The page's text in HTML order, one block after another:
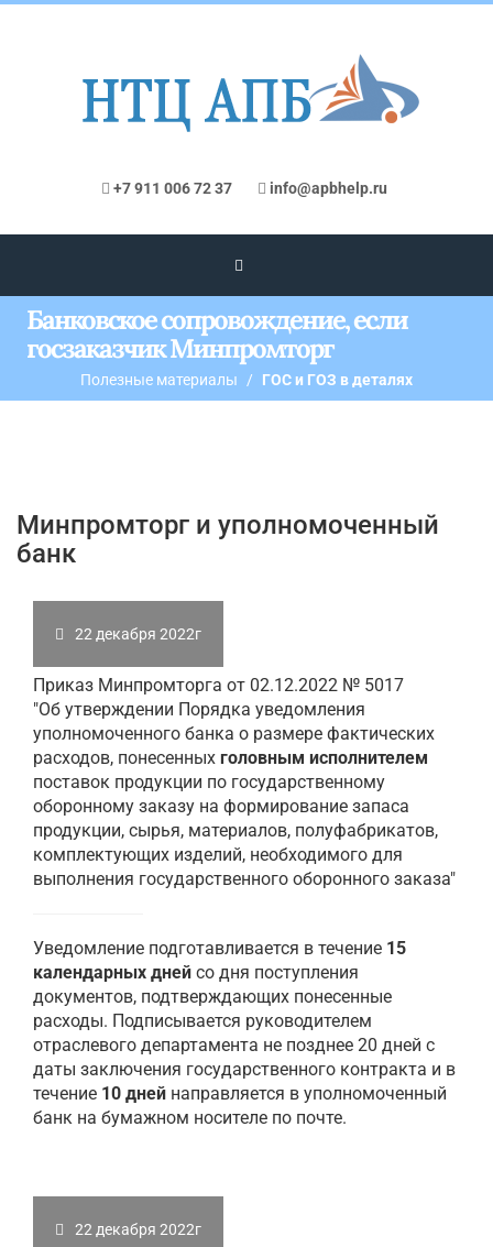
+7 911 006 72 37 info@apbhelp.ru
Банковское сопровождение, если
госзаказчик Минпромторг
Полезные материалы ГОС и ГОЗ в деталях
Минпромторг и уполномоченный
банк
Приказ Минпромторга от 02.12.2022 № 5017
"Об утверждении Порядка уведомления
уполномоченного банка о размере фактических
расходов, понесенных головным исполнителем
поставок продукции по государственному
оборонному заказу на формирование запаса
продукции, сырья, материалов, полуфабрикатов,
комплектующих изделий, необходимого для
выполнения государственного оборонного заказа"
22 декабря 2022г
Уведомление подготавливается в течение 15
календарных дней со дня поступления
документов, подтверждающих понесенные
расходы. Подписывается руководителем
отраслевого департамента не позднее 20 дней с
даты заключения государственного контракта и в
течение 10 дней направляется в уполномоченный
банк на бумажном носителе по почте.
22 декабря 2022г